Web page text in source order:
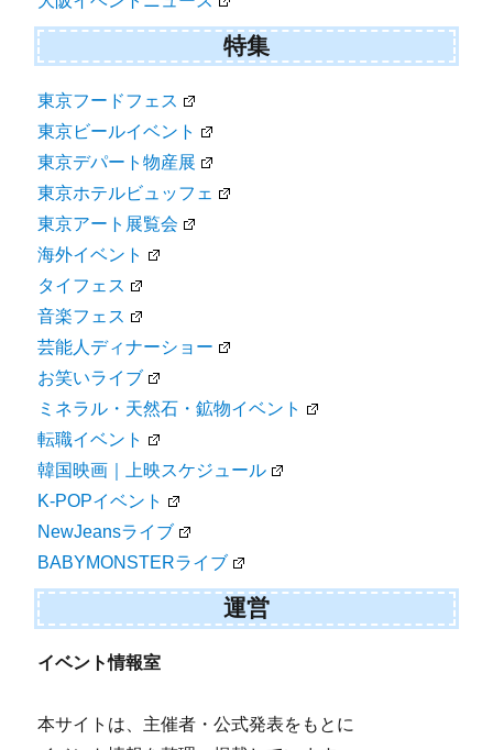
特集
東京フードフェス
東京ビールイベント
東京デパート物産展
東京ホテルビュッフェ
東京アート展覧会
海外イベント
タイフェス
音楽フェス
芸能人ディナーショー
お笑いライブ
ミネラル・天然石・鉱物イベント
転職イベント
韓国映画｜上映スケジュール
K-POPイベント
NewJeansライブ
BABYMONSTERライブ
運営
イベント情報室
本サイトは、主催者・公式発表をもとに